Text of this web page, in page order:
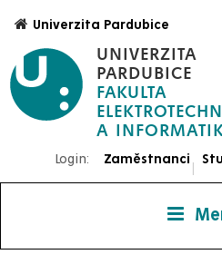
hlavnímu
obsahu
UNIVERZITA
PARDUBICE
FAKULTA
Univerzita Pardubice
Login: Zaměstnanci
|